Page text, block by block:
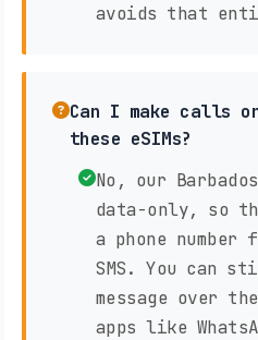
avoids that
Can I make calls
these eSIMs?
No, our
data-only, so
a phone
SMS. You can
message over
apps like